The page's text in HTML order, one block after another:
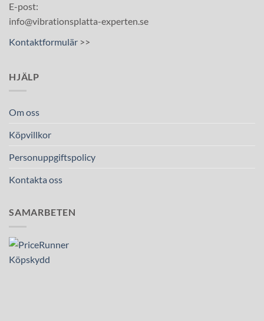
E-post:
info@vibrationsplatta-experten.se
Kontaktformulär >>
HJÄLP
Om oss
Köpvillkor
Personuppgiftspolicy
Kontakta oss
SAMARBETEN